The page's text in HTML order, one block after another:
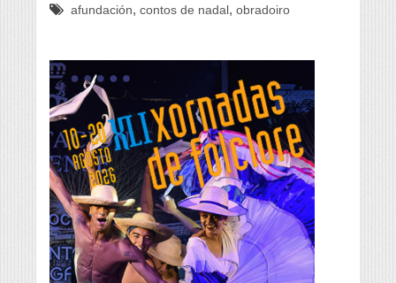
afundación, contos de nadal , obradoiro